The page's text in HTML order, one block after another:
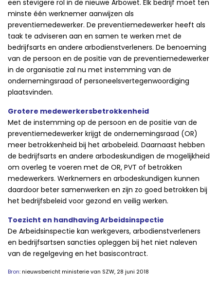
een stevigere rol in de nieuwe Arbowet. Elk bedrijf moet ten
minste één werknemer aanwijzen als
preventiemedewerker. De preventiemedewerker heeft als
taak te adviseren aan en samen te werken met de
bedrijfsarts en andere arbodienstverleners. De benoeming
van de persoon en de positie van de preventiemedewerker
in de organisatie zal nu met instemming van de
ondernemingsraad of personeelsvertegenwoordiging
plaatsvinden.
Grotere medewerkersbetrokkenheid
Met de instemming op de persoon en de positie van de
preventiemedewerker krijgt de ondernemingsraad (OR)
meer betrokkenheid bij het arbobeleid. Daarnaast hebben
de bedrijfsarts en andere arbodeskundigen de mogelijkheid
om overleg te voeren met de OR, PVT of betrokken
medewerkers. Werknemers en arbodeskundigen kunnen
daardoor beter samenwerken en zijn zo goed betrokken bij
het bedrijfsbeleid voor gezond en veilig werken.
Toezicht en handhaving Arbeidsinspectie
De Arbeidsinspectie kan werkgevers, arbodienstverleners
en bedrijfsartsen sancties opleggen bij het niet naleven
van de regelgeving en het basiscontract.
Bron: nieuwsbericht ministerie van SZW, 28 juni 2018